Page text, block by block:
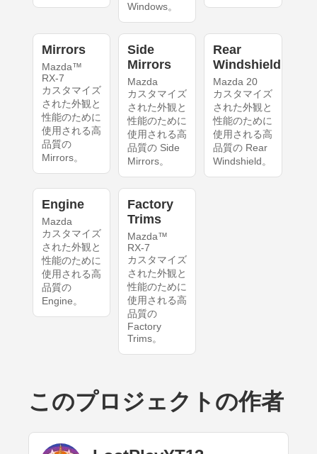
Windows。
Mirrors
Mazda™
RX-7
カスタマイズ
された外観と
性能のために
使用される高
品質の
Mirrors。
Side
Mirrors
Mazda
カスタマイズ
された外観と
性能のために
使用される高
品質の Side
Mirrors。
Rear
Windshield
Mazda 20
カスタマイズ
された外観と
性能のために
使用される高
品質の Rear
Windshield。
Engine
Mazda
カスタマイズ
された外観と
性能のために
使用される高
品質の
Engine。
Factory
Trims
Mazda™
RX-7
カスタマイズ
された外観と
性能のために
使用される高
品質の
Factory
Trims。
このプロジェクトの作者